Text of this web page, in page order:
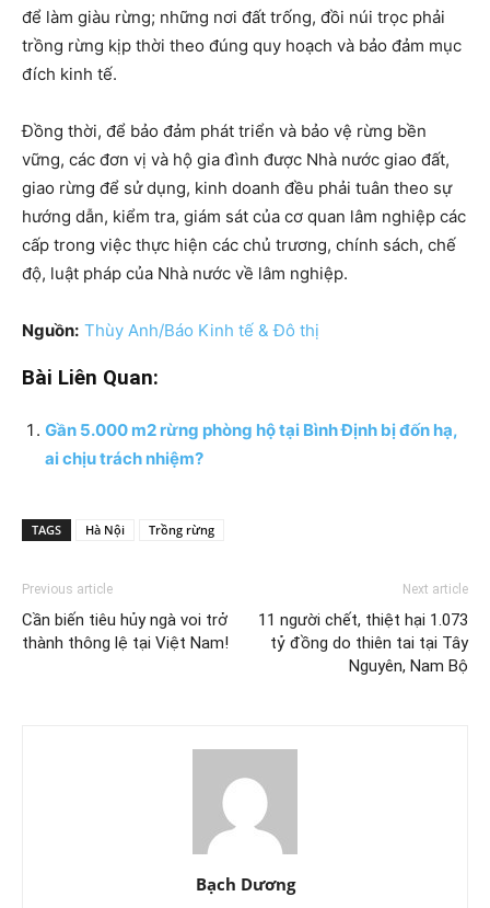
để làm giàu rừng; những nơi đất trống, đồi núi trọc phải
trồng rừng kịp thời theo đúng quy hoạch và bảo đảm mục
đích kinh tế.
Đồng thời, để bảo đảm phát triển và bảo vệ rừng bền
vững, các đơn vị và hộ gia đình được Nhà nước giao đất,
giao rừng để sử dụng, kinh doanh đều phải tuân theo sự
hướng dẫn, kiểm tra, giám sát của cơ quan lâm nghiệp các
cấp trong việc thực hiện các chủ trương, chính sách, chế
độ, luật pháp của Nhà nước về lâm nghiệp.
Nguồn: Thùy Anh/Báo Kinh tế & Đô thị
Bài Liên Quan:
Gần 5.000 m2 rừng phòng hộ tại Bình Định bị đốn hạ,
ai chịu trách nhiệm?
TAGS Hà Nội Trồng rừng
Previous article
Cần biến tiêu hủy ngà voi trở
thành thông lệ tại Việt Nam!
Next article
11 người chết, thiệt hại 1.073
tỷ đồng do thiên tai tại Tây
Nguyên, Nam Bộ
Bạch Dương